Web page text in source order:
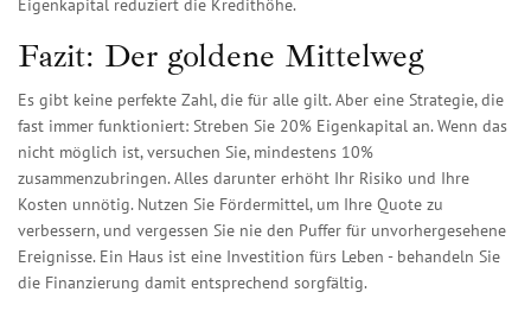
Eigenkapital reduziert die Kredithöhe.
Fazit: Der goldene Mittelweg
Es gibt keine perfekte Zahl, die für alle gilt. Aber eine Strategie, die
fast immer funktioniert: Streben Sie 20% Eigenkapital an. Wenn das
nicht möglich ist, versuchen Sie, mindestens 10%
zusammenzubringen. Alles darunter erhöht Ihr Risiko und Ihre
Kosten unnötig. Nutzen Sie Fördermittel, um Ihre Quote zu
verbessern, und vergessen Sie nie den Puffer für unvorhergesehene
Ereignisse. Ein Haus ist eine Investition fürs Leben - behandeln Sie
die Finanzierung damit entsprechend sorgfältig.